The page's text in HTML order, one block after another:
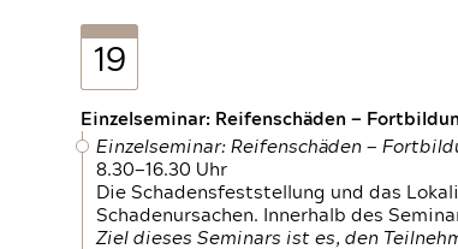
19
Einzelseminar: Reifenschäden —
Einzelseminar: Reifenschäden —
8.30—16.30 Uhr
Die Schadensfeststellung und das
Schadenursachen. Innerhalb des
Ziel dieses Seminars ist es, den